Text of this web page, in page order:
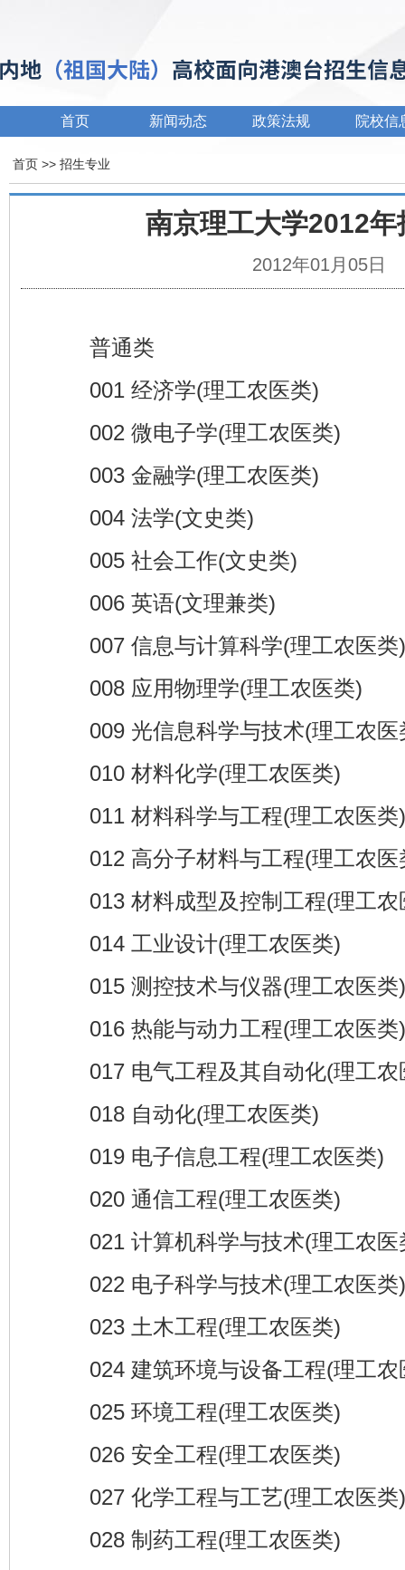
首页 新闻动态 政策法规 院校信
首页 >> 招生专业
南京理工大学2012年
2012年01月05日
普通类
001 经济学(理工农医类)
002 微电子学(理工农医类)
003 金融学(理工农医类)
004 法学(文史类)
005 社会工作(文史类)
006 英语(文理兼类)
007 信息与计算科学(理工农医类)
008 应用物理学(理工农医类)
009 光信息科学与技术(理工农医
010 材料化学(理工农医类)
011 材料科学与工程(理工农医类)
012 高分子材料与工程(理工农医
013 材料成型及控制工程(理工农
014 工业设计(理工农医类)
015 测控技术与仪器(理工农医类)
016 热能与动力工程(理工农医类)
017 电气工程及其自动化(理工农
018 自动化(理工农医类)
019 电子信息工程(理工农医类)
020 通信工程(理工农医类)
021 计算机科学与技术(理工农医
022 电子科学与技术(理工农医类)
023 土木工程(理工农医类)
024 建筑环境与设备工程(理工农
025 环境工程(理工农医类)
026 安全工程(理工农医类)
027 化学工程与工艺(理工农医类)
028 制药工程(理工农医类)